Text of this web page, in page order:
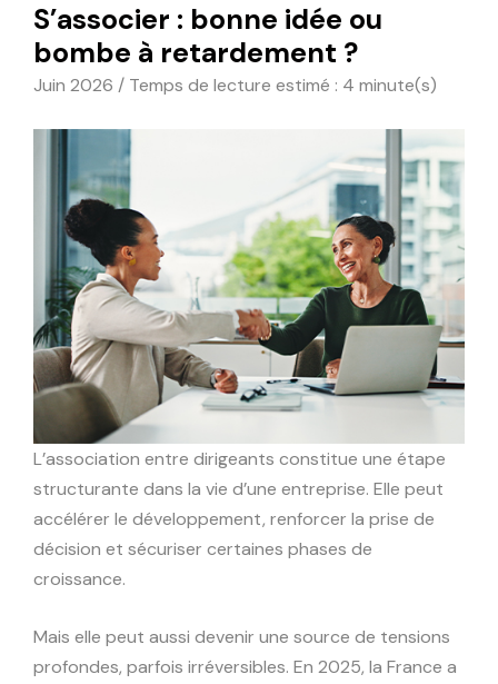
S’associer : bonne idée ou
bombe à retardement ?
Juin 2026 / Temps de lecture estimé : 4 minute(s)
L’association entre dirigeants constitue une étape
structurante dans la vie d’une entreprise. Elle peut
accélérer le développement, renforcer la prise de
décision et sécuriser certaines phases de
croissance.
Mais elle peut aussi devenir une source de tensions
profondes, parfois irréversibles. En 2025, la France a